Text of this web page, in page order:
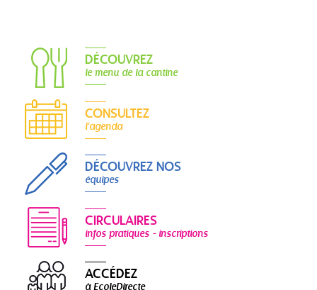
DÉCOUVREZ
le menu de la cantine
CONSULTEZ
l'agenda
DÉCOUVREZ NOS
équipes
CIRCULAIRES
infos pratiques - inscriptions
ACCÉDEZ
à EcoleDirecte